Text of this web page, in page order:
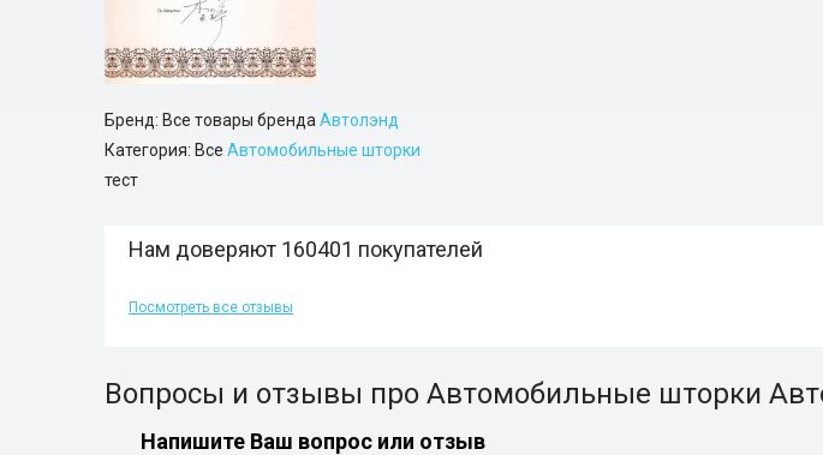
Бренд: Все товары бренда Автолэнд
Категория: Все Автомобильные шторки
тест
Нам доверяют 160401 покупателей
Посмотреть все отзывы
Вопросы и отзывы про Автомобильные шторки
Напишите Ваш вопрос или отзыв